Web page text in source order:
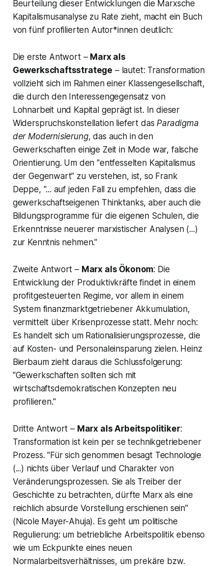
Beurteilung dieser Entwicklungen die Marxsche
Kapitalismusanalyse zu Rate zieht, macht ein Buch
von fünf profilierten Autor*innen deutlich:
Die erste Antwort – Marx als
Gewerkschaftsstratege – lautet: Transformation
vollzieht sich im Rahmen einer Klassengesellschaft,
die durch den Interessengegensatz von
Lohnarbeit und Kapital geprägt ist. In dieser
Widerspruchskonstellation liefert dasParadigma
der Modernisierung, das auch in den
Gewerkschaften einige Zeit in Mode war, falsche
Orientierung. Um den "entfesselten Kapitalismus
der Gegenwart" zu verstehen, ist, so Frank
Deppe, "... auf jeden Fall zu empfehlen, dass die
gewerkschaftseigenen Thinktanks, aber auch die
Bildungsprogramme für die eigenen Schulen, die
Erkenntnisse neuerer marxistischer Analysen (...)
zur Kenntnis nehmen."
Zweite Antwort – Marx als Ökonom: Die
Entwicklung der Produktivkräfte findet in einem
profitgesteuerten Regime, vor allem in einem
System finanzmarktgetriebener Akkumulation,
vermittelt über Krisenprozesse statt. Mehr noch:
Es handelt sich um Rationalisierungsprozesse, die
auf Kosten- und Personaleinsparung zielen. Heinz
Bierbaum zieht daraus die Schlussfolgerung:
"Gewerkschaften sollten sich mit
wirtschaftsdemokratischen Konzepten neu
profilieren."
Dritte Antwort – Marx als Arbeitspolitiker:
Transformation ist kein per se technikgetriebener
Prozess. "Für sich genommen besagt Technologie
(...) nichts über Verlauf und Charakter von
Veränderungsprozessen. Sie als Treiber der
Geschichte zu betrachten, dürfte Marx als eine
reichlich absurde Vorstellung erschienen sein"
(Nicole Mayer-Ahuja). Es geht um politische
Regulierung: um betriebliche Arbeitspolitik ebenso
wie um Eckpunkte eines neuen
Normalarbeitsverhältnisses, um prekäre bzw.